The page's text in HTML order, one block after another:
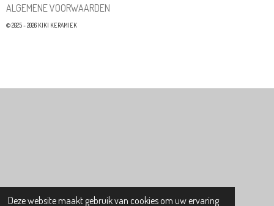
Deze website maakt gebruik van cookies om uw ervaring
ALGEMENE VOORWAARDEN
© 2025 - 2026 KIKI KERAMIEK